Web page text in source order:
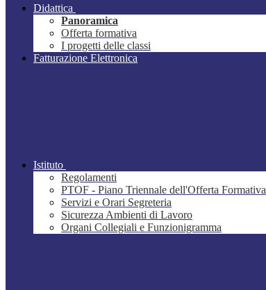
Didattica
Panoramica
Offerta formativa
I progetti delle classi
Fatturazione Elettronica
Istituto
Regolamenti
PTOF - Piano Triennale dell'Offerta Formativa
Servizi e Orari Segreteria
Sicurezza Ambienti di Lavoro
Organi Collegiali e Funzionigramma